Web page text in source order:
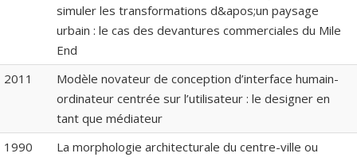
simuler les transformations d&apos;un paysage
urbain : le cas des devantures commerciales du Mile
End
2011
Modèle novateur de conception d’interface humain-
ordinateur centrée sur l’utilisateur : le designer en
tant que médiateur
1990
La morphologie architecturale du centre-ville ou